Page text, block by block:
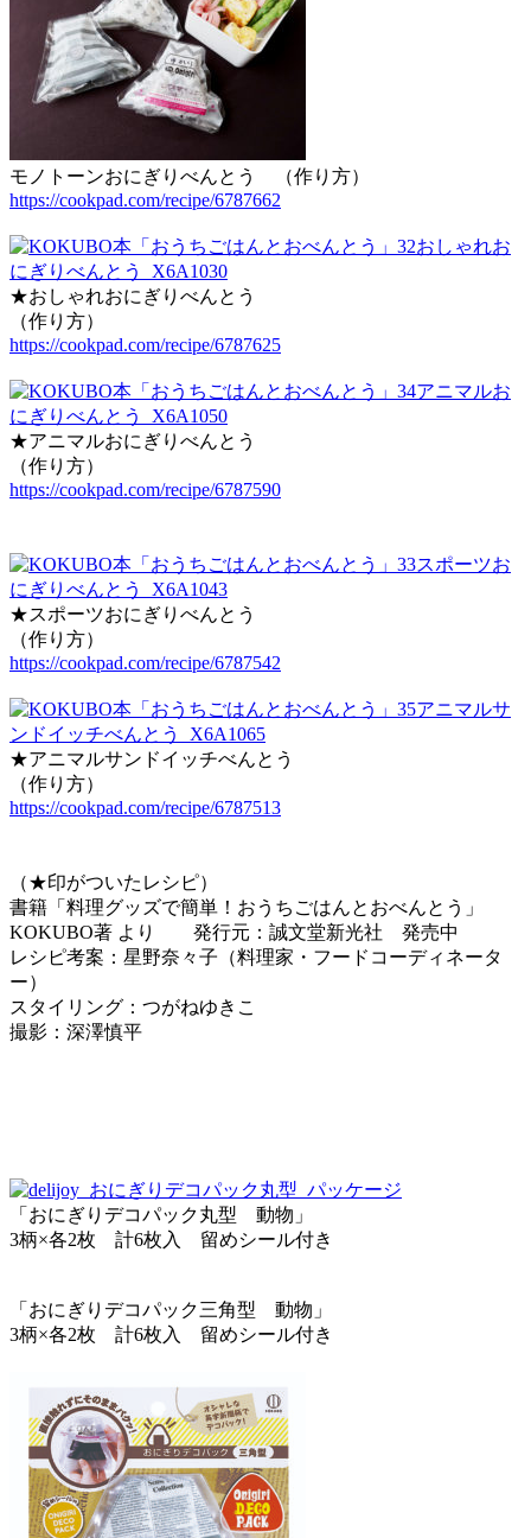
モノトーンおにぎりべんとう （作り方）
https://cookpad.com/recipe/6787662
★おしゃれおにぎりべんとう
（作り方）
https://cookpad.com/recipe/6787625
★アニマルおにぎりべんとう
（作り方）
https://cookpad.com/recipe/6787590
★スポーツおにぎりべんとう
（作り方）
https://cookpad.com/recipe/6787542
★アニマルサンドイッチべんとう
（作り方）
https://cookpad.com/recipe/6787513
（★印がついたレシピ）
書籍「料理グッズで簡単！おうちごはんとおべんとう」
KOKUBO著 より 発行元：誠文堂新光社 発売中
レシピ考案：星野奈々子（料理家・フードコーディネータ
ー）
スタイリング：つがねゆきこ
撮影：深澤慎平
「おにぎりデコパック丸型 動物」
3柄×各2枚 計6枚入 留めシール付き
「おにぎりデコパック三角型 動物」
3柄×各2枚 計6枚入 留めシール付き